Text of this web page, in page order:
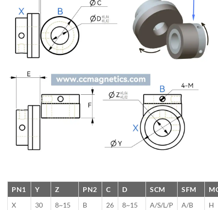
PN1 Y Z PN2 C D SCM SFM
X
30 8~15 B 26 8~15 A/S/L/P A/B
H